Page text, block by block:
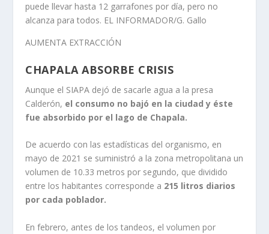
puede llevar hasta 12 garrafones por día, pero no
alcanza para todos. EL INFORMADOR/G. Gallo
AUMENTA EXTRACCIÓN
CHAPALA ABSORBE CRISIS
Aunque el SIAPA dejó de sacarle agua a la presa
Calderón, el consumo no bajó en la ciudad y éste
fue absorbido por el lago de Chapala.
De acuerdo con las estadísticas del organismo, en
mayo de 2021 se suministró a la zona metropolitana un
volumen de 10.33 metros por segundo, que dividido
entre los habitantes corresponde a 215 litros diarios
por cada poblador.
En febrero, antes de los tandeos, el volumen por